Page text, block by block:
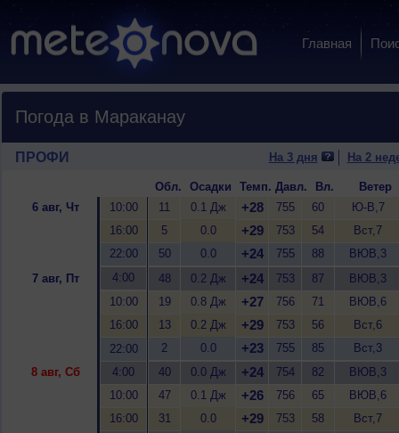
Главная
Погода в Мараканау
ПРОФИ На 3 дня На 2
Обл. Осадки Темп. Давл. Вл.
Ветер
6 авг, Чт
10:00 11 0.1 Дж +28 755 60
Ю-В,7
16:00
5 0.0 +29 753 54
Вст,7
22:00
50 0.0 +24 755 88
ВЮВ,3
7 авг, Пт
4:00 48 0.2 Дж +24 753 87
ВЮВ,3
10:00
19 0.8 Дж +27 756 71
ВЮВ,6
16:00
13 0.2 Дж +29 753 56
Вст,6
22:00
2 0.0 +23 755 85
Вст,3
8 авг, Сб
4:00 40 0.0 Дж +24 754 82
ВЮВ,3
10:00
47 0.1 Дж +26 756 65
ВЮВ,6
16:00
31 0.0 +29 753 58
Вст,7